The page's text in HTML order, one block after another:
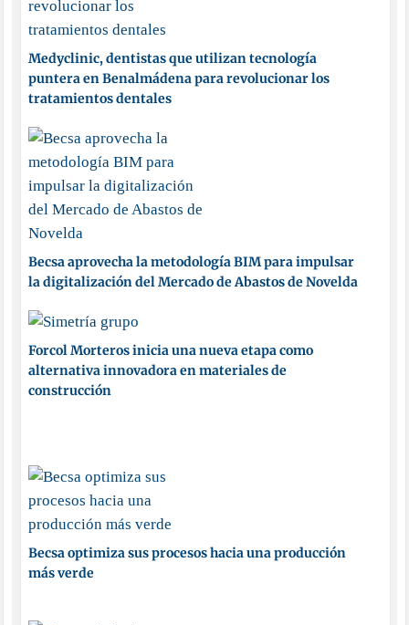
Medyclinic, dentistas que utilizan tecnología
puntera en Benalmádena para revolucionar los
tratamientos dentales
Becsa aprovecha la metodología BIM para impulsar
la digitalización del Mercado de Abastos de Novelda
Forcol Morteros inicia una nueva etapa como
alternativa innovadora en materiales de
construcción
Becsa optimiza sus procesos hacia una producción
más verde